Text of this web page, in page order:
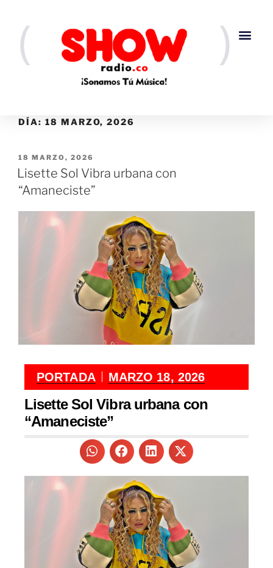
DÍA: 18 MARZO, 2026
18 MARZO, 2026
Lisette Sol Vibra urbana con
“Amaneciste”
PORTADA MARZO 18, 2026
Lisette Sol Vibra urbana con
“Amaneciste”